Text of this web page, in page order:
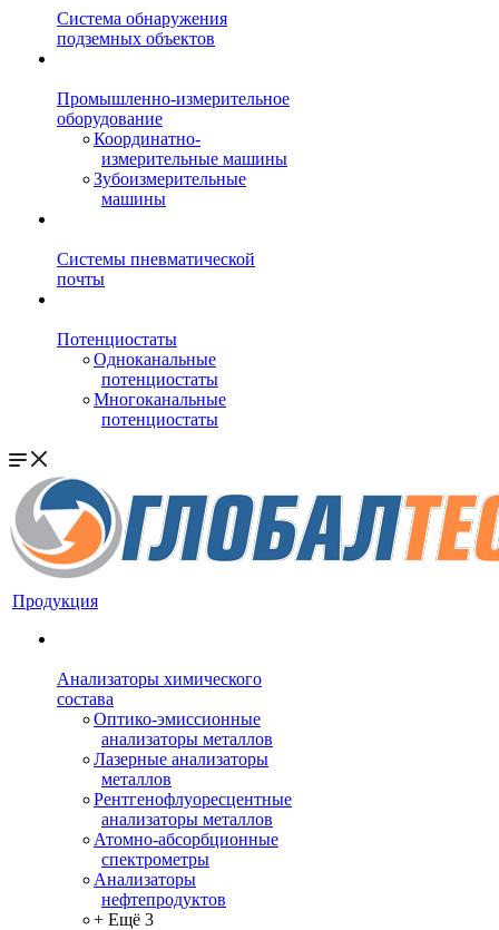
Система обнаружения
подземных объектов
Промышленно-измерительное
оборудование
Координатно-
измерительные машины
Зубоизмерительные
машины
Системы пневматической
почты
Потенциостаты
Одноканальные
потенциостаты
Многоканальные
потенциостаты
Продукция
Анализаторы химического
состава
Оптико-эмиссионные
анализаторы металлов
Лазерные анализаторы
металлов
Рентгенофлуоресцентные
анализаторы металлов
Атомно-абсорбционные
спектрометры
Анализаторы
нефтепродуктов
+ Ещё 3